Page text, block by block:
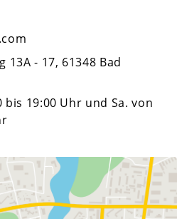
13A - 17, 61348 Bad
bis 19:00 Uhr und Sa. von